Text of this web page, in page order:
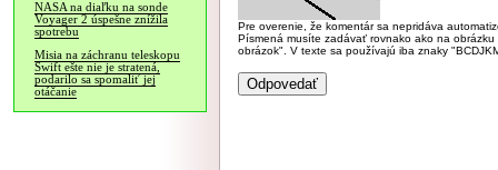
NASA na diaľku na sonde
Voyager 2 úspešne znížila
spotrebu
Misia na záchranu teleskopu
Swift ešte nie je stratená,
podarilo sa spomaliť jej
otáčanie
Pre overenie, že komentár sa nepridáva
Písmená musíte zadávať rovnako ako na
obrázok". V texte sa používajú iba znaky